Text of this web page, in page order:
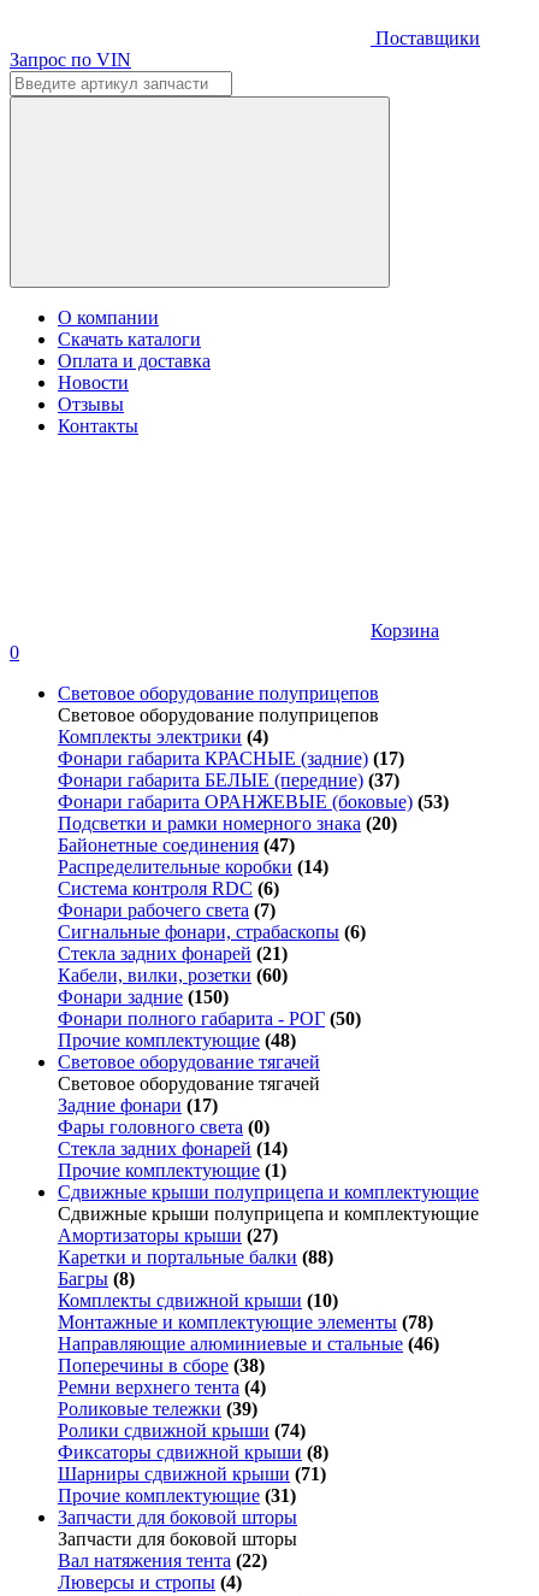
Поставщики
Запрос по VIN
О компании
Скачать каталоги
Оплата и доставка
Новости
Отзывы
Контакты
Корзина
0
Световое оборудование полуприцепов
Световое оборудование полуприцепов
Комплекты электрики (4)
Фонари габарита КРАСНЫЕ (задние) (17)
Фонари габарита БЕЛЫЕ (передние) (37)
Фонари габарита ОРАНЖЕВЫЕ (боковые) (53)
Подсветки и рамки номерного знака (20)
Байонетные соединения (47)
Распределительные коробки (14)
Система контроля RDC (6)
Фонари рабочего света (7)
Сигнальные фонари, страбаскопы (6)
Стекла задних фонарей (21)
Кабели, вилки, розетки (60)
Фонари задние (150)
Фонари полного габарита - РОГ (50)
Прочие комплектующие (48)
Световое оборудование тягачей
Световое оборудование тягачей
Задние фонари (17)
Фары головного света (0)
Стекла задних фонарей (14)
Прочие комплектующие (1)
Сдвижные крыши полуприцепа и комплектующие
Сдвижные крыши полуприцепа и комплектующие
Амортизаторы крыши (27)
Каретки и портальные балки (88)
Багры (8)
Комплекты сдвижной крыши (10)
Монтажные и комплектующие элементы (78)
Направляющие алюминиевые и стальные (46)
Поперечины в сборе (38)
Ремни верхнего тента (4)
Роликовые тележки (39)
Ролики сдвижной крыши (74)
Фиксаторы сдвижной крыши (8)
Шарниры сдвижной крыши (71)
Прочие комплектующие (31)
Запчасти для боковой шторы
Запчасти для боковой шторы
Вал натяжения тента (22)
Люверсы и стропы (4)